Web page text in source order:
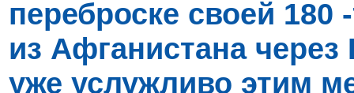
переброске своей 180
из Афганистана
уже услужливо этим